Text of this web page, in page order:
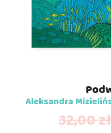
Aleksandra
32,00zł